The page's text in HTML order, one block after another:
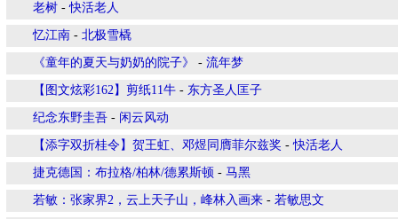
老树 -快活老人
忆江南 - 北极雪橇
《童年的夏天与奶奶的院子》 - 流年梦
【图文炫彩162】剪纸11牛 - 东方圣人匡子
纪念东野圭吾 - 闲云风动
【添字双折桂令】贺王虹、邓煜同膺菲尔兹奖 -快活老人
捷克德国：布拉格/柏林/德累斯顿 - 马黑
若敏：张家界2，云上天子山，峰林入画来 - 若敏思文